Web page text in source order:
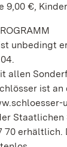
9,00 €,
unbedingt
allen
ist an
70 erhältlich.